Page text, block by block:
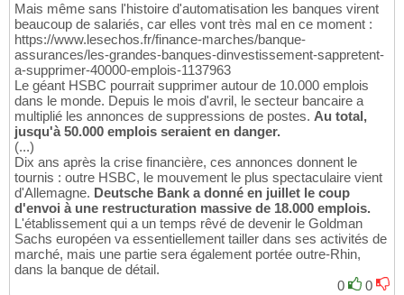
Mais même sans l'histoire d'automatisation les banques virent
beaucoup de salariés, car elles vont très mal en ce moment :
https://www.lesechos.fr/finance-marches/banque-
assurances/les-grandes-banques-dinvestissement-sappretent-
a-supprimer-40000-emplois-1137963
Le géant HSBC pourrait supprimer autour de 10.000 emplois
dans le monde. Depuis le mois d'avril, le secteur bancaire a
multiplié les annonces de suppressions de postes. Au total,
jusqu'à 50.000 emplois seraient en danger.
(...)
Dix ans après la crise financière, ces annonces donnent le
tournis : outre HSBC, le mouvement le plus spectaculaire vient
d'Allemagne. Deutsche Bank a donné en juillet le coup
d'envoi à une restructuration massive de 18.000 emplois.
L'établissement qui a un temps rêvé de devenir le Goldman
Sachs européen va essentiellement tailler dans ses activités de
marché, mais une partie sera également portée outre-Rhin,
dans la banque de détail.
0
0